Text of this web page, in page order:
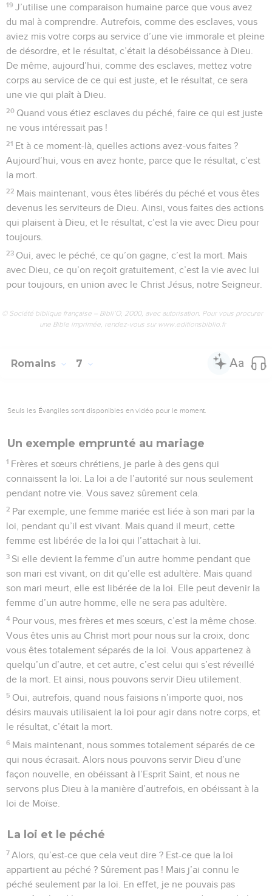
19 J’utilise une comparaison humaine parce que vous avez
du mal à comprendre. Autrefois, comme des esclaves, vous
aviez mis votre corps au service d’une vie immorale et pleine
de désordre, et le résultat, c’était la désobéissance à Dieu.
De même, aujourd’hui, comme des esclaves, mettez votre
corps au service de ce qui est juste, et le résultat, ce sera
une vie qui plaît à Dieu.
20 Quand vous étiez esclaves du péché, faire ce qui est juste
ne vous intéressait pas !
21 Et à ce moment-là, quelles actions avez-vous faites ?
Aujourd’hui, vous en avez honte, parce que le résultat, c’est
la mort.
22 Mais maintenant, vous êtes libérés du péché et vous êtes
devenus les serviteurs de Dieu. Ainsi, vous faites des actions
qui plaisent à Dieu, et le résultat, c’est la vie avec Dieu pour
toujours.
23 Oui, avec le péché, ce qu’on gagne, c’est la mort. Mais
avec Dieu, ce qu’on reçoit gratuitement, c’est la vie avec lui
pour toujours, en union avec le Christ Jésus, notre Seigneur.
© Société biblique française – Bibli’O, 2000, avec autorisation. Pour vous procurer
une Bible imprimée, rendez-vous sur www.editionsbiblio.fr
Romains 7
Seuls les Évangiles sont disponibles en vidéo pour le moment.
Un exemple emprunté au mariage
1 Frères et sœurs chrétiens, je parle à des gens qui
connaissent la loi. La loi a de l’autorité sur nous seulement
pendant notre vie. Vous savez sûrement cela.
2 Par exemple, une femme mariée est liée à son mari par la
loi, pendant qu’il est vivant. Mais quand il meurt, cette
femme est libérée de la loi qui l’attachait à lui.
3 Si elle devient la femme d’un autre homme pendant que
son mari est vivant, on dit qu’elle est adultère. Mais quand
son mari meurt, elle est libérée de la loi. Elle peut devenir la
femme d’un autre homme, elle ne sera pas adultère.
4 Pour vous, mes frères et mes sœurs, c’est la même chose.
Vous êtes unis au Christ mort pour nous sur la croix, donc
vous êtes totalement séparés de la loi. Vous appartenez à
quelqu’un d’autre, et cet autre, c’est celui qui s’est réveillé
de la mort. Et ainsi, nous pouvons servir Dieu utilement.
5 Oui, autrefois, quand nous faisions n’importe quoi, nos
désirs mauvais utilisaient la loi pour agir dans notre corps, et
le résultat, c’était la mort.
6 Mais maintenant, nous sommes totalement séparés de ce
qui nous écrasait. Alors nous pouvons servir Dieu d’une
façon nouvelle, en obéissant à l’Esprit Saint, et nous ne
servons plus Dieu à la manière d’autrefois, en obéissant à la
loi de Moïse.
La loi et le péché
7 Alors, qu’est-ce que cela veut dire ? Est-ce que la loi
appartient au péché ? Sûrement pas ! Mais j’ai connu le
péché seulement par la loi. En effet, je ne pouvais pas